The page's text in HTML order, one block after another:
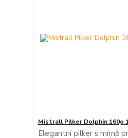
Mistrall Pilker Dolphin 160g
Elegantní pilker s mírně